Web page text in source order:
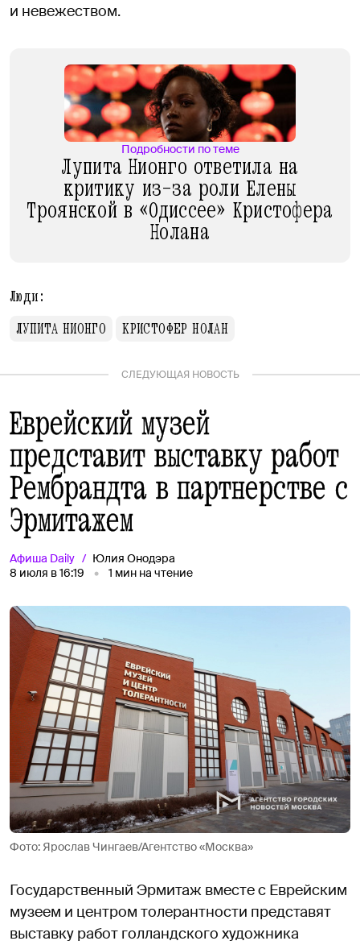
и невежеством.
Подробности по теме
Лупита Нионго ответила на
критику из-за роли Елены
Троянской в «Одиссее» Кристофера
Нолана
Люди:
ЛУПИТА НИОНГО
КРИСТОФЕР НОЛАН
СЛЕДУЮЩАЯ НОВОСТЬ
Еврейский музей
представит выставку работ
Рембрандта в партнерстве с
Эрмитажем
Афиша Daily
Юлия Онодэра
8 июля в 16:19
1 мин на чтение
Фото: Ярослав Чингаев/Агентство «Москва»
Государственный Эрмитаж вместе с Еврейским
музеем и центром толерантности представят
выставку работ голландского художника